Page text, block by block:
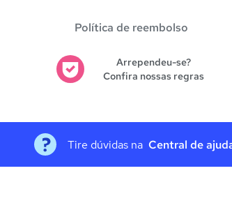
Política de reembolso
Arrependeu-se?
Confira nossas regras
Tire dúvidas na Central de